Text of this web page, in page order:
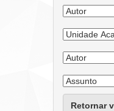
Retornar